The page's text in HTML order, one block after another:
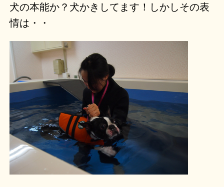
犬の本能か？犬かきしてます！しかしその表
情は・・